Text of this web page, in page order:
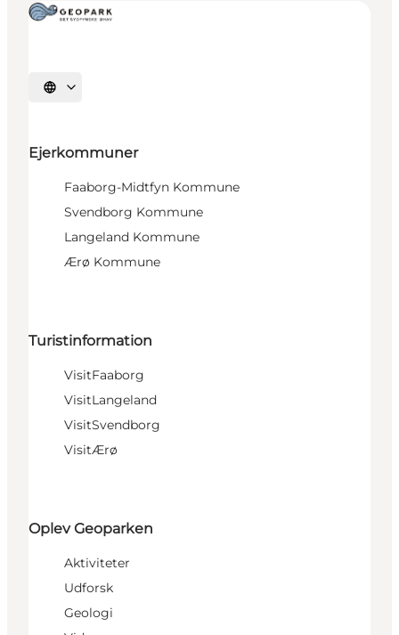
Vælg sprog
Ejerkommuner
Faaborg-Midtfyn Kommune
Svendborg Kommune
Langeland Kommune
Ærø Kommune
Turistinformation
VisitFaaborg
VisitLangeland
VisitSvendborg
VisitÆrø
Oplev Geoparken
Aktiviteter
Udforsk
Geologi